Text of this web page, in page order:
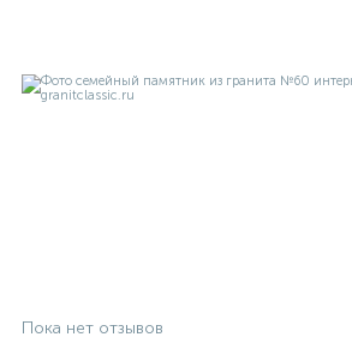
Пока нет отзывов